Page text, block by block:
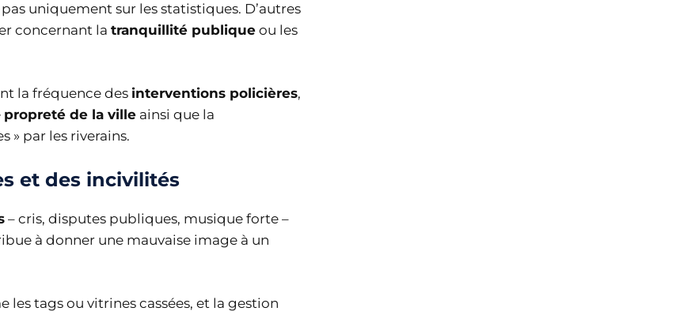
uniquement sur les statistiques. D’autres
concernant la tranquillité publique ou les
la fréquence des interventions policières,
propreté de la ville ainsi que la
» par les riverains.
et des incivilités
– cris, disputes publiques, musique forte –
à donner une mauvaise image à un
les tags ou vitrines cassées, et la gestion